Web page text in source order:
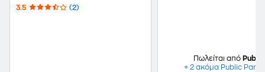
3.5 (2)
Πωλείται από Public
+ 2 ακόμα Public